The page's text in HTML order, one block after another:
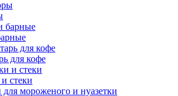
для кофе
стеки